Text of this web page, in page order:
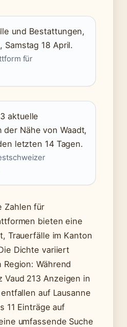
und Bestattungen,
18 April.
für
aktuelle
Nähe von Waadt,
letzten 14 Tagen.
Zahlen für
bieten eine
Trauerfälle im Kanton
Dichte variiert
Während
Vaud 213 Anzeigen in
auf Lausanne
11 Einträge auf
umfassende Suche